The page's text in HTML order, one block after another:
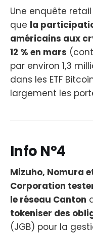
Une enquête
que la
américains aux
12 % en mars
par environ 1,3
dans les ETF
largement les
Info N°4
Mizuho, Nomura
Corporation
le réseau Canton
tokeniser des
(JGB) pour la